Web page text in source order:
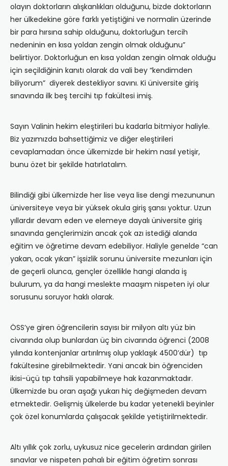
olayın doktorların alışkanlıkları olduğunu, bizde doktorların
her ülkedekine göre farklı yetiştiğini ve normalin üzerinde
bir para hırsına sahip olduğunu, doktorluğun tercih
nedeninin en kısa yoldan zengin olmak olduğunu”
belirtiyor. Doktorluğun en kısa yoldan zengin olmak olduğu
için seçildiğinin kanıtı olarak da vali bey “kendimden
biliyorum” diyerek destekliyor savını. Ki üniversite giriş
sınavında ilk beş tercihi tıp fakültesi imiş.
Sayın Valinin hekim eleştirileri bu kadarla bitmiyor haliyle.
Biz yazımızda bahsettiğimiz ve diğer eleştirileri
cevaplamadan önce ülkemizde bir hekim nasıl yetişir,
bunu özet bir şekilde hatırlatalım.
Bilindiği gibi ülkemizde her lise veya lise dengi mezununun
üniversiteye veya bir yüksek okula giriş şansı yoktur. Uzun
yıllardır devam eden ve elemeye dayalı üniversite giriş
sınavında gençlerimizin ancak çok azı istediği alanda
eğitim ve öğretime devam edebiliyor. Haliyle genelde “can
yakan, ocak yıkan” işsizlik sorunu üniversite mezunları için
de geçerli olunca, gençler özellikle hangi alanda iş
bulurum, ya da hangi meslekte maaşım nispeten iyi olur
sorusunu soruyor haklı olarak.
ÖSS’ye giren öğrencilerin sayısı bir milyon altı yüz bin
civarında olup bunlardan üç bin civarında öğrenci (2008
yılında kontenjanlar artırılmış olup yaklaşık 4500’dür) tıp
fakültesine girebilmektedir. Yani ancak bin öğrenciden
ikisi-üçü tıp tahsili yapabilmeye hak kazanmaktadır.
Ülkemizde bu oran aşağı yukarı hiç değişmeden devam
etmektedir. Gelişmiş ülkelerde bu kadar yetenekli beyinler
çok özel konumlarda çalışacak şekilde yetiştirilmektedir.
Altı yıllık çok zorlu, uykusuz nice gecelerin ardından girilen
sınavlar ve nispeten pahalı bir eğitim öğretim sonrası